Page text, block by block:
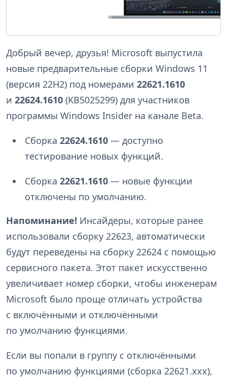
Добрый вечер, друзья! Microsoft выпустила
новые предварительные сборки Windows 11
(версия 22H2) под номерами 22621.1610
и 22624.1610 (KB5025299) для участников
программы Windows Insider на канале Beta.
Сборка 22624.1610— доступно
тестирование новых функций.
Сборка 22621.1610— новые функции
отключены по умолчанию.
Напоминание! Инсайдеры, которые ранее
использовали сборку 22623, автоматически
будут переведены на сборку 22624 с помощью
сервисного пакета. Этот пакет искусственно
увеличивает номер сборки, чтобы инженерам
Microsoft было проще отличать устройства
с включёнными и отключёнными
по умолчанию функциями.
Если вы попали в группу с отключёнными
по умолчанию функциями (сборка 22621.xxx),